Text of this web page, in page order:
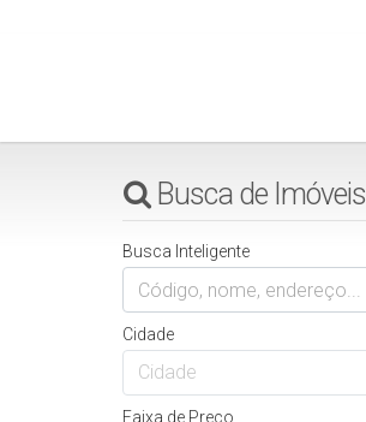
Busca de Imóveis
Busca Inteligente
Cidade
Cidade
Faixa de Preço